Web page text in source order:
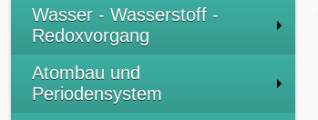
Wasser - Wasserstoff -
Redoxvorgang
Atombau und
Periodensystem